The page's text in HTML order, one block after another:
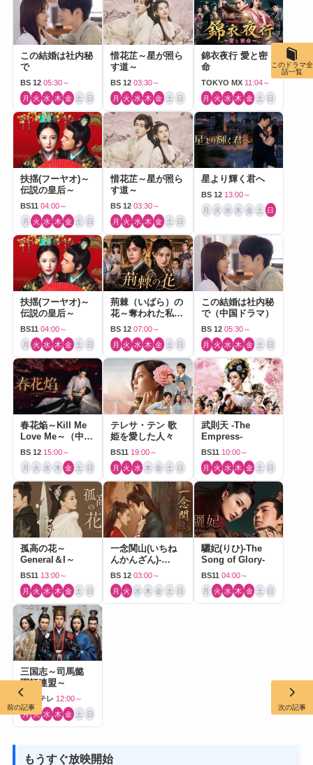
この結婚は社内秘
で
BS 12 05:30～
月 火 水 木 金 土 日
惜花芷～星が照ら
す道～
BS 12 03:30～
月 火 水 木 金 土 日
錦衣夜行 愛と密
命
TOKYO MX 11:04～
月 火 水 木 金 土 日
扶揺(フーヤオ)～
伝説の皇后～
BS11 04:00～
月 火 水 木 金 土 日
惜花芷～星が照ら
す道～
BS 12 03:30～
月 火 水 木 金 土 日
星より輝く君へ
BS 12 13:00～
月 火 水 木 金 土 日
扶揺(フーヤオ)～
伝説の皇后～
BS11 04:00～
月 火 水 木 金 土 日
荊棘（いばら）の
花～奪われた私～
（中国ドラマ）
BS 12 07:00～
月 火 水 木 金 土 日
この結婚は社内秘
で（中国ドラマ）
BS 12 05:30～
月 火 水 木 金 土 日
春花焔～Kill Me
Love Me～（中国
ドラマ）
BS 12 15:00～
月 火 水 木 金 土 日
テレサ・テン 歌
姫を愛した人々
BS11 19:00～
月 火 水 木 金 土 日
武則天 -The
Empress-
BS11 10:00～
月 火 水 木 金 土 日
孤高の花～
General＆I～
BS11 13:00～
月 火 水 木 金 土 日
一念関山(いちね
んかんざん)-
Journey to Love-
BS 12 03:00～
月 火 水 木 金 土 日
驪妃(りひ)-The
Song of Glory-
BS11 04:00～
月 火 水 木 金 土 日
三国志～司馬懿
軍師連盟～
BS日テレ 12:00～
月 火 水 木 金 土 日
もうすぐ放映開始
前の記事 次の記事
このドラマ全
話一覧